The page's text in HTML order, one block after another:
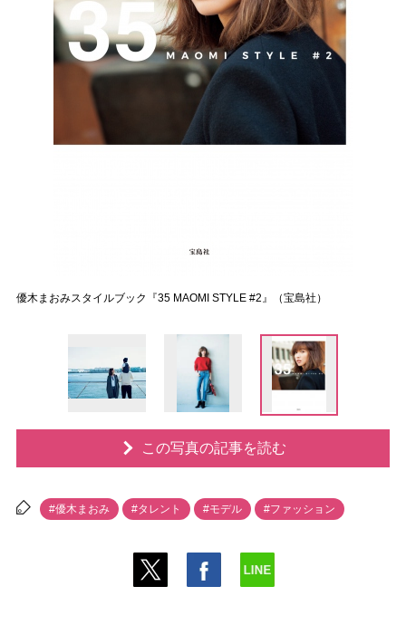
優木まおみスタイルブック『35 MAOMI STYLE #2』（宝島社）
この写真の記事を読む
#優木まおみ #タレント #モデル #ファッション